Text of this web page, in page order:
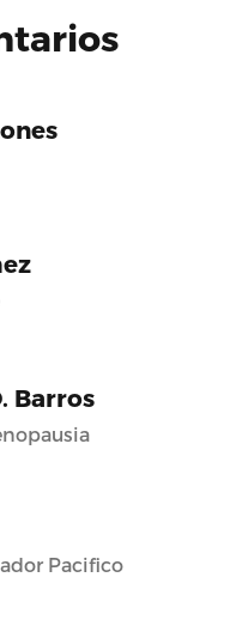
Barros
Pacifico